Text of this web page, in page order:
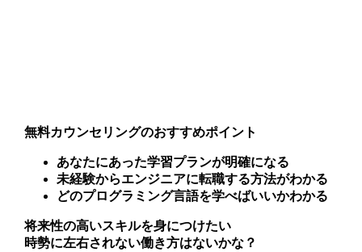
無料カウンセリングのおすすめポイント
あなたにあった学習プランが明確になる
未経験からエンジニアに転職する方法がわかる
どのプログラミング言語を学べばいいかわかる
将来性の高いスキルを身につけたい
時勢に左右されない働き方はないかな？